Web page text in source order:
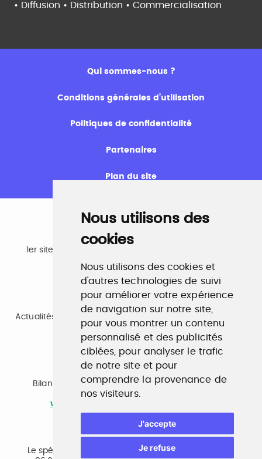
Nous utilisons des
cookies
Nous utilisons des cookies et
d'autres technologies de suivi
pour améliorer votre expérience
de navigation sur notre site,
pour vous montrer un contenu
personnalisé et des publicités
ciblées, pour analyser le trafic
de notre site et pour
comprendre la provenance de
nos visiteurs.
J'accepte
Je refuse
• Diffusion • Distribution • Commercialisation
Qui sommes-nous ?
Conditions générales d’utilisation
Politiques de confidentialité
Partenaires
Plan du site
Emploi
1er site emploi du secteur culturel 784.000 visites et
www.profilculture.com
Formation
Actualités, guide et annuaire des formations aux métiers
de la culture.
www.profilculture-formation.com
Accompagnement professionnel
Bilan de compétences, coaching, techniques de
recherche d'emploi, entretien conseil.
www.profilculture-competences.com
Le spécialiste du secteur culturel, une cvthèque de